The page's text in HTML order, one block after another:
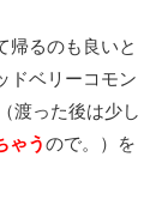
帰るのも良いと
ドベリーコモン
渡った後は少し
ゃうので。）を